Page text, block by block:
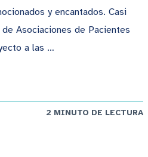
y encantados. Casi
Asociaciones de Pacientes
a las …
2 MINUTO DE LECTURA